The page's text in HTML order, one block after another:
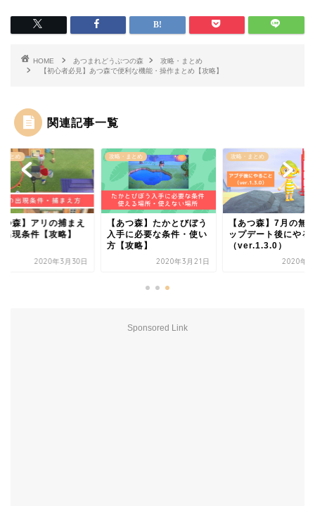
HOME あつまれどうぶつの森
攻略・まとめ
【初心者必見】あつ森で便利な機能・操作まとめ【攻略】
関連記事一覧
まとめ
つ森】アリの捕まえ
出現条件【攻略】
2020年3月30日
攻略・まとめ
【あつ森】たかとびぼう
入手に必要な条件・使い
方【攻略】
2020年3月21日
攻略・まとめ
【あつ森】7月の無
ップデート後にやる
（ver.1.3.0）
2020年7
Sponsored Link